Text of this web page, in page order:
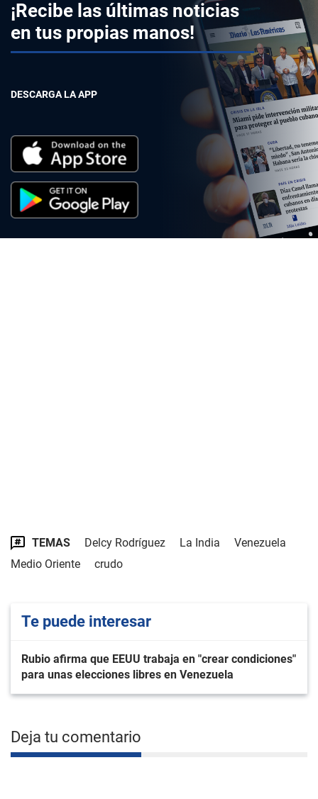
¡Recibe las últimas noticias
en tus propias manos!
DESCARGA LA APP
TEMAS Delcy Rodríguez La India
Venezuela
Medio Oriente
crudo
Te puede interesar
Rubio afirma que EEUU trabaja en "crear condiciones"
para unas elecciones libres en Venezuela
Deja tu comentario